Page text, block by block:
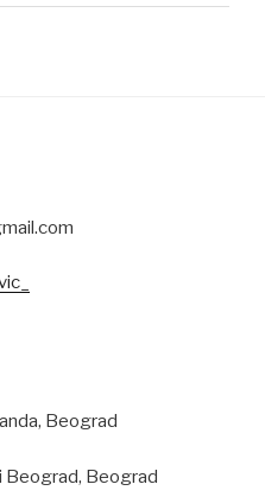
Beograd
Beograd, Beograd